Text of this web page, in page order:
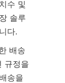
수 및
솔루
다.
배송
규정을
송을